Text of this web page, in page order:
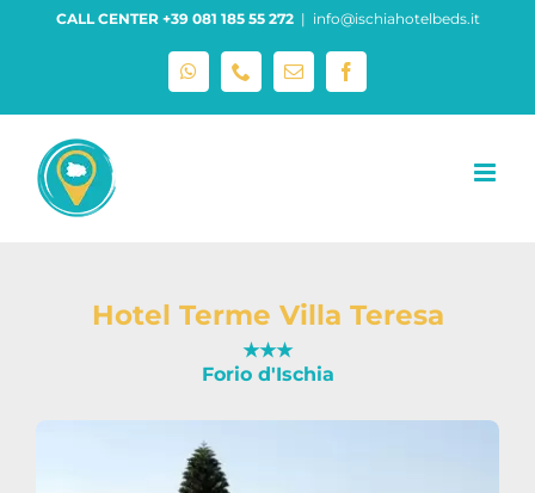
CALL CENTER +39 081 185 55 272 | info@ischiahotelbeds.it
WhatsAppPhone Email Facebook
Hotel Terme Villa Teresa
★★★
Forio d'Ischia